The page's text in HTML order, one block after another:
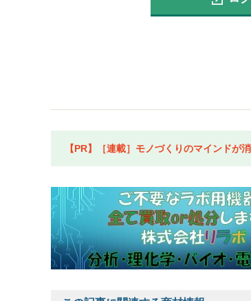
【PR】［連載］モノづくりのマインドが